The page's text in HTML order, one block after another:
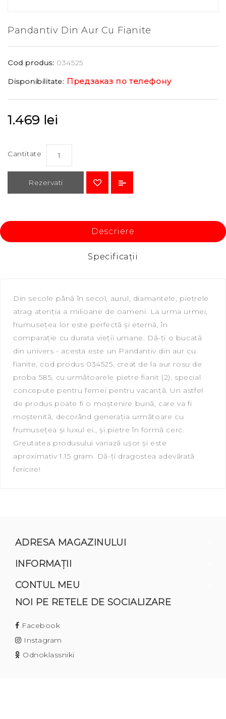
Pandantiv Din Aur Cu Fianite
Cod produs: 034525
Disponibilitate: Предзаказ по телефону
1.469 lei
Cantitate
Rezervati
Descriere
Specificaţii
Din secole până în secol, aurul, diamantele, pietrele
atrag atenția a milioane de oameni. La urma urmei,
frumusețea lor este perfectă și eternă, în
comparație cu durata vieții umane. Dă-ți o bucată
din univers - acesta este un Pandantiv din aur cu
fianite, сod produs 034525, creat de la aur rosu de
proba 585, cu următoarele pietre fianit (2). special
concepute pentru femei pentru vacanță. Un astfel
de produs poate fi o moștenire bună, care va fi
moștenită, decorând generația următoare cu
frumusețea și luxul ei., și pietre în formă cerc.
Greutatea produsului variază ușor și este
aproximativ 1.15 gram. Dă-ți dragostea adevărată
fericire!
ADRESA MAGAZINULUI
INFORMAŢII
CONTUL MEU
NOI PE RETELE DE SOCIALIZARE
Facebook
Instagram
Odnoklassniki